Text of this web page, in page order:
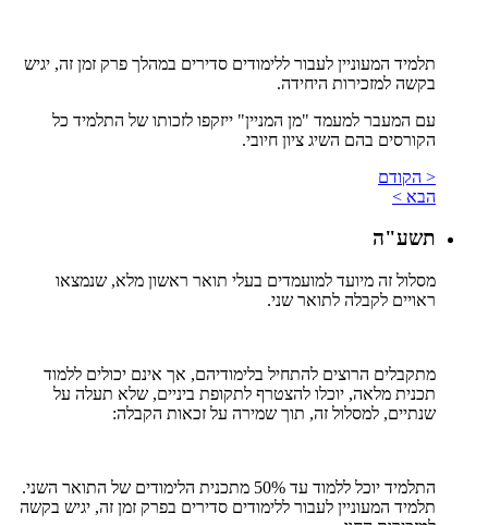
תלמיד המעוניין לעבור ללימודים סדירים במהלך פרק זמן זה, יגיש
בקשה למזכירות היחידה.
עם המעבר למעמד "מן המניין" ייזקפו לזכותו של התלמיד כל
הקורסים בהם השיג ציון חיובי.
< הקודם
הבא >
תשע"ה
מסלול זה מיועד למועמדים בעלי תואר ראשון מלא, שנמצאו
ראויים לקבלה לתואר שני.
מתקבלים הרוצים להתחיל בלימודיהם, אך אינם יכולים ללמוד
תכנית מלאה, יוכלו להצטרף לתקופת ביניים, שלא תעלה על
שנתיים, למסלול זה, תוך שמירה על זכאות הקבלה:
התלמיד יוכל ללמוד עד 50% מתכנית הלימודים של התואר השני.
תלמיד המעוניין לעבור ללימודים סדירים בפרק זמן זה, יגיש בקשה